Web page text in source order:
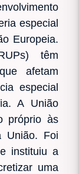
especial
Europeia.
têm
afetam
especial
A União
próprio às
União. Foi
instituiu a
uma